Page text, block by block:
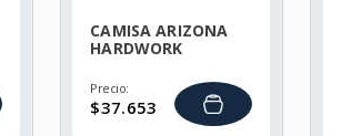
CAMISA ARIZONA
HARDWORK
Precio:
$37.653